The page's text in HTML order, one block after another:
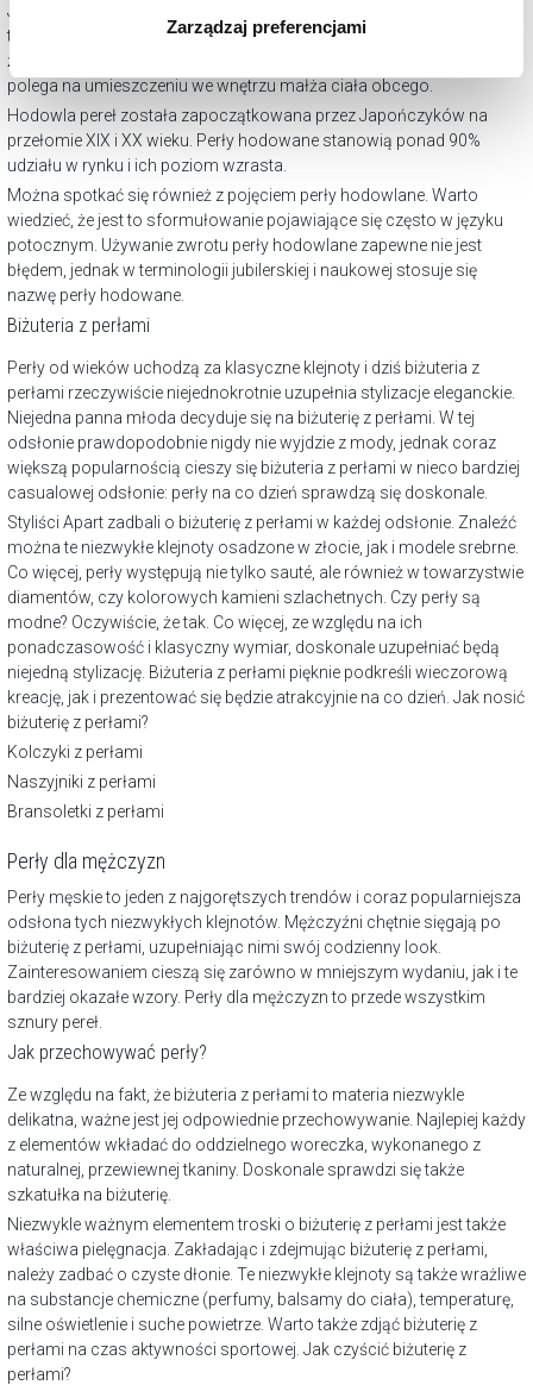
korzystamy. Możesz również wybrać jaki rodzaj plików
Zarządzaj preferencjami. W każdej chwili możesz
dokonać zmiany wybranych przez Ciebie plików cookie.
Zarządzaj preferencjami
Jak powstają perły hodowane? Proces ich tworzenia jest dokładnie
taki sam, jak w przypadku pereł naturalnych. Różnica polega na tym,
że perły hodowane powstają przy współudziale człowieka, który
polega na umieszczeniu we wnętrzu małża ciała obcego.
Hodowla pereł została zapoczątkowana przez Japończyków na
przełomie XIX i XX wieku. Perły hodowane stanowią ponad 90%
udziału w rynku i ich poziom wzrasta.
Można spotkać się również z pojęciem perły hodowlane. Warto
wiedzieć, że jest to sformułowanie pojawiające się często w języku
potocznym. Używanie zwrotu perły hodowlane zapewne nie jest
błędem, jednak w terminologii jubilerskiej i naukowej stosuje się
nazwę perły hodowane.
Biżuteria z perłami
Perły od wieków uchodzą za klasyczne klejnoty i dziś biżuteria z
perłami rzeczywiście niejednokrotnie uzupełnia stylizacje eleganckie.
Niejedna panna młoda decyduje się na biżuterię z perłami. W tej
odsłonie prawdopodobnie nigdy nie wyjdzie z mody, jednak coraz
większą popularnością cieszy się biżuteria z perłami w nieco bardziej
casualowej odsłonie: perły na co dzień sprawdzą się doskonale.
Styliści Apart zadbali o biżuterię z perłami w każdej odsłonie. Znaleźć
można te niezwykłe klejnoty osadzone w złocie, jak i modele srebrne.
Co więcej, perły występują nie tylko sauté, ale również w towarzystwie
diamentów , czy kolorowych kamieni szlachetnych. Czy perły są
modne? Oczywiście, że tak. Co więcej, ze względu na ich
ponadczasowość i klasyczny wymiar, doskonale uzupełniać będą
niejedną stylizację. Biżuteria z perłami pięknie podkreśli wieczorową
kreację, jak i prezentować się będzie atrakcyjnie na co dzień. Jak nosić
biżuterię z perłami?
Kolczyki z perłami
Naszyjniki z perłami
Bransoletki z perłami
Perły dla mężczyzn
Perły męskie to jeden z najgorętszych trendów i coraz popularniejsza
odsłona tych niezwykłych klejnotów. Mężczyźni chętnie sięgają po
biżuterię z perłami, uzupełniając nimi swój codzienny look.
Zainteresowaniem cieszą się zarówno w mniejszym wydaniu, jak i te
bardziej okazałe wzory. Perły dla mężczyzn to przede wszystkim
sznury pereł
Jak przechowywać perły?
Ze względu na fakt, że biżuteria z perłami to materia niezwykle
delikatna, ważne jest jej odpowiednie przechowywanie. Najlepiej każdy
z elementów wkładać do oddzielnego woreczka, wykonanego z
naturalnej, przewiewnej tkaniny. Doskonale sprawdzi się także
szkatułka na biżuterię
Niezwykle ważnym elementem troski o biżuterię z perłami jest także
właściwa pielęgnacja. Zakładając i zdejmując biżuterię z perłami,
należy zadbać o czyste dłonie. Te niezwykłe klejnoty są także wrażliwe
na substancje chemiczne (perfumy, balsamy do ciała), temperaturę,
silne oświetlenie i suche powietrze. Warto także zdjąć biżuterię z
perłami na czas aktywności sportowej. Jak czyścić biżuterię z
perłami?